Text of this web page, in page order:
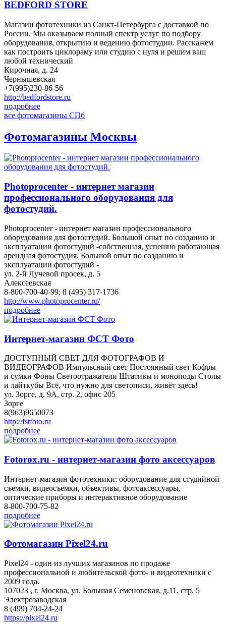
BEDFORD STORE
Магазин фототехники из Санкт-Петербурга с доставкой по
России. Мы оказываем полный спектр услуг по подбору
оборудования, открытию и ведению фотостудии. Расскажем
как построить циклораму или студию с нуля и решим ваш
любой технический
Кирочная, д. 24
Чернышевская
+7(995)230-86-56
http://bedfordstore.ru
подробнее
все фотомагазины СПб
Фотомагазины Москвы
Photoprocenter - интернет магазин
профессионального оборудования для
фотостудий.
Photoprocenter - интернет магазин профессионального
оборудования для фотостудий. Большой опыт по созданию и
эксплуатации фотостудий -собственная, успешно работающая
арендная фотостудия. Большой опыт по созданию и
эксплуатации фотостудий -
ул. 2-й Лучевой просек, д. 5
Алексеевская
8-800-700-40-99; 8 (495) 317-1736
http://www.photoprocenter.ru/
подробнее
Интернет-магазин ФСТ Фото
ДОСТУПНЫЙ СВЕТ ДЛЯ ФОТОГРАФОВ И
ВИДЕОГРАФОВ Импульсный свет Постоянный свет Кофры
и сумки Фоны Светоотражатели Штативы и моноподы Столы
и лайткубы Всё, что нужно для светописи, живёт здесь!
ул. Зорге, д. 9А, стр. 2, офис 205
Зорге
8(963)9650073
http://fstfoto.ru
подробнее
Fotorox.ru - интернет-магазин фото аксессуаров
Интернет-магазин фототехники: оборудование для студийной
съемки, видеосъемки, объективы, фотоаксессуары,
оптические приборы и интерактивное оборудование
8-800-700-75-82
подробнее
Фотомагазин Pixel24.ru
Pixel24 - один из лучших магазинов по продаже
профессиональной и любительской фото- и видеотехники с
2009 года.
107023 , г. Москва, ул. Большая Семеновская, д.11, стр. 5
Электрозаводская
8 (499) 704-24-24
https://pixel24.ru